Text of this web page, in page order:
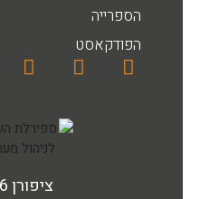
הספרייה
הפודקאסט
ציפורן 16 שדרות